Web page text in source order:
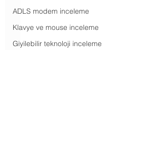
ADLS modem inceleme
Klavye ve mouse inceleme
Giyilebilir teknoloji inceleme